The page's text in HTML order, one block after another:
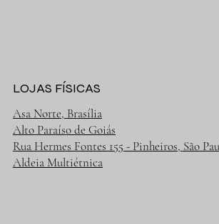
Asa Norte, Brasília
Alto Paraíso de Goiás
Rua Hermes Fontes 155 - Pinheiros, São
Aldeia Multiétnica
LOJAS FÍSICAS